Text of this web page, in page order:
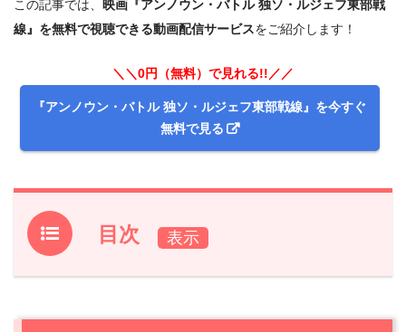
この記事では、 映画『アンノウン・バトル 独ソ・ルジェフ東部戦
線』を無料で視聴できる動画配信サービスをご紹介します！
＼＼0円（無料）で見れる!!／／
『アンノウン・バトル 独ソ・ルジェフ東部戦線』を今すぐ
無料で見る
目次
1.映画『アンノウン・バトル 独ソ・ルジェフ東部戦線』フ